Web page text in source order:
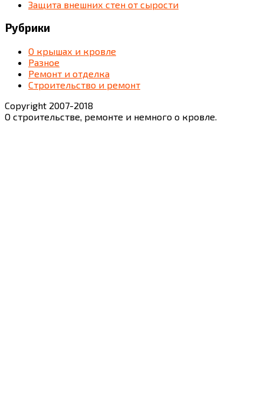
Защита внешних стен от сырости
Рубрики
О крышах и кровле
Разное
Ремонт и отделка
Строительство и ремонт
Copyright 2007-2018
О строительстве, ремонте и немного о кровле.